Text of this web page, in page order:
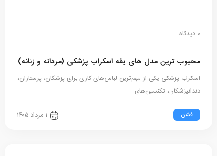
0 دیدگاه
محبوب ترین مدل های یقه اسکراب پزشکی (مردانه و زنانه)
اسکراب پزشکی یکی از مهم‌ترین لباس‌های کاری برای پزشکان، پرستاران،
دندانپزشکان، تکنسین‌های…
فشن ۱ مرداد ۱۴۰۵